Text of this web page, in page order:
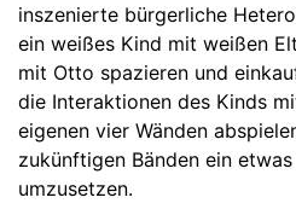
inszenierte bürgerliche
ein weißes Kind mit weißen
mit Otto spazieren und
die Interaktionen des Kinds
eigenen vier Wänden
zukünftigen Bänden ein
umzusetzen.